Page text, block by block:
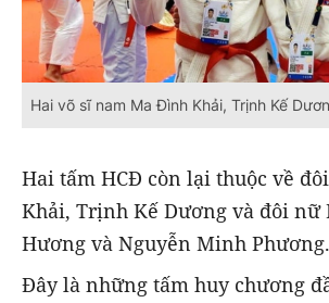
Hai võ sĩ nam Ma Đình Khải, Trịnh Kế
Hai tấm HCĐ còn lại thuộc về
Khải, Trịnh Kế Dương và đôi nữ
Hương và Nguyễn Minh Phương.
Đây là những tấm huy chương